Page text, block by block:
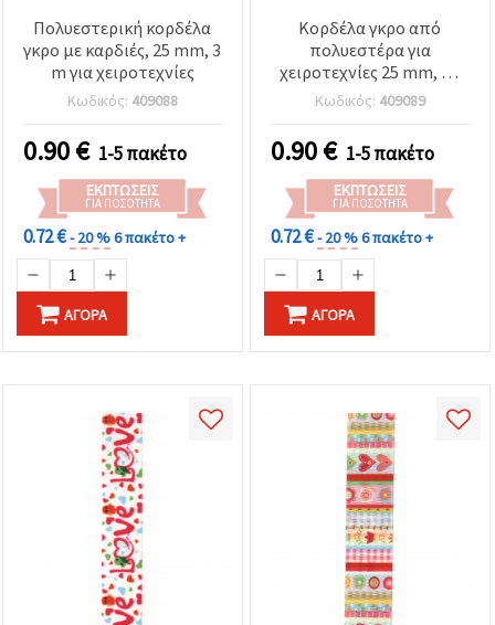
Πολυεστερική κορδέλα
γκρο με καρδιές, 25 mm, 3
m για χειροτεχνίες
Κωδικός: 409088
0.90€ 1-5 πακέτο
ΕΚΠΤΏΣΕΙΣ
ΓΙΑ ΠΟΣΌΤΗΤΑ
0.72 €- 20 %6 πακέτο +
ΑΓΟΡΆ
Κορδέλα γκρο από
πολυεστέρα για
χειροτεχνίες 25 mm, με
καρδιές και εκτύπωση
«LOVE YOU», 3 μέτρα
Κωδικός: 409089
0.90€ 1-5 πακέτο
ΕΚΠΤΏΣΕΙΣ
ΓΙΑ ΠΟΣΌΤΗΤΑ
0.72 €- 20 %6 πακέτο +
ΑΓΟΡΆ